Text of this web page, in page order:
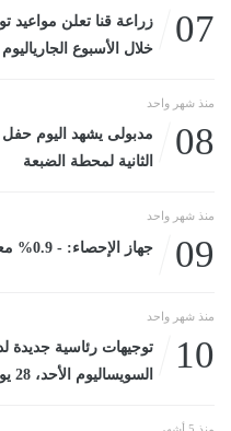
07
زراعة قنا تعلن مواعيد
خلال الأسبوع الجارياليوم السبت، 25
منذ شهر واحد
08
مدبولى يشهد اليوم
الثانية لمحطة الضبعة
منذ شهر واحد
09 جهاز الإحصاء: - 0.9% معدل التضخم الشهرى لشهر يونيو 2026
منذ شهر واحد
10
توجيهات رئاسية جديدة
السويساليوم الأحد، 28 يونيو 2026 01:52 مـ